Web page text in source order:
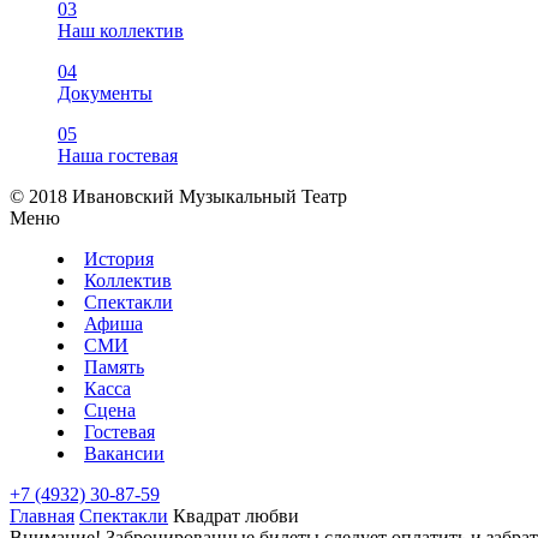
03
Наш коллектив
04
Документы
05
Наша гостевая
© 2018 Ивановский Музыкальный Театр
Меню
История
Коллектив
Спектакли
Афиша
СМИ
Память
Касса
Сцена
Гостевая
Вакансии
+7 (4932) 30-87-59
Главная Спектакли Квадрат любви